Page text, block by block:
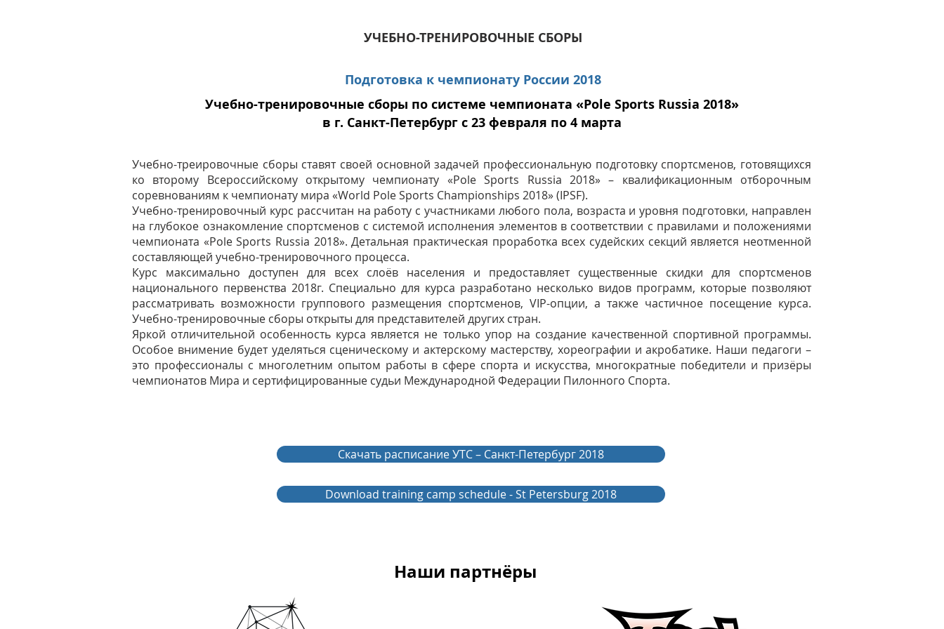
УЧЕБНО-ТРЕНИРОВОЧНЫЕ СБОРЫ
Подготовка к чемпионату России 2018
Учебно-тренировочные сборы по системе чемпионата «Pole Sports Russia 2018»
в г. Санкт-Петербург с 23 февраля по 4 марта
Учебно-треировочные сборы ставят своей основной задачей профессиональную подготовку спортсменов, готовящихся
ко второму Всероссийскому открытому чемпионату «Pole Sports Russia 2018» – квалификационным отборочным
соревнованиям к чемпионату мира «World Pole Sports Championships 2018» (IPSF).
Учебно-тренировочный курс рассчитан на работу с участниками любого пола, возраста и уровня подготовки, направлен
на глубокое ознакомление спортсменов с системой исполнения элементов в соответствии с правилами и положениями
чемпионата «Pole Sports Russia 2018». Детальная практическая проработка всех судейских секций является неотменной
составляющей учебно-тренировочного процесса.
Курс максимально доступен для всех слоёв населения и предоставляет существенные скидки для спортсменов
национального первенства 2018г. Специально для курса разработано несколько видов программ, которые позволяют
рассматривать возможности группового размещения спортсменов, VIP-опции, а также частичное посещение курса.
Учебно-тренировочные сборы открыты для представителей других стран.
Яркой отличительной особенность курса является не только упор на создание качественной спортивной программы.
Особое внимение будет уделяться сценическому и актерскому мастерству, хореографии и акробатике. Наши педагоги –
это профессионалы с многолетним опытом работы в сфере спорта и искусства, многократные победители и призёры
чемпионатов Мира и сертифицированные судьи Международной Федерации Пилонного Спорта.
Скачать расписание УТС – Санкт-Петербург 2018
Download training camp schedule - St Petersburg 2018
Наши партнёры